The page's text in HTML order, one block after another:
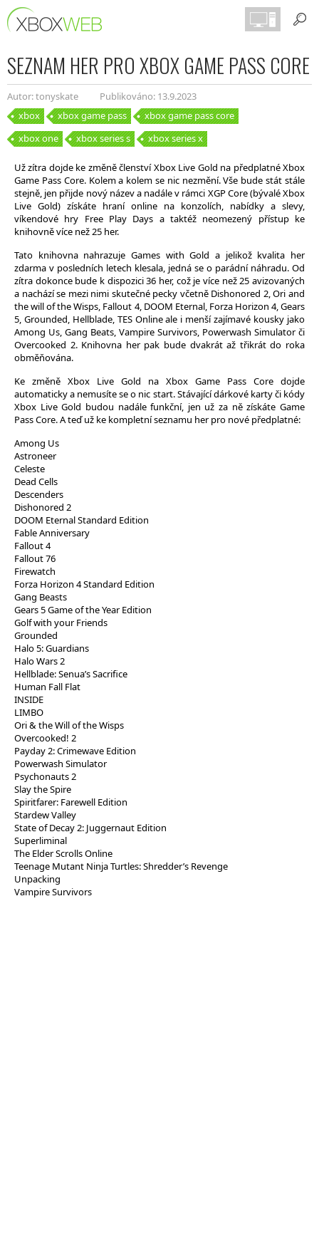
SEZNAM HER PRO XBOX GAME PASS CORE
Autor: tonyskate
Publikováno: 13.9.2023
xbox
xbox game pass
xbox game pass core
xbox one
xbox series s xbox series x
Už zítra dojde ke změně členství Xbox Live Gold na předplatné Xbox
Game Pass Core. Kolem a kolem se nic nezmění. Vše bude stát stále
stejně, jen přijde nový název a nadále v rámci XGP Core (bývalé Xbox
Live Gold) získáte hraní online na konzolích, nabídky a slevy,
víkendové hry Free Play Days a taktéž neomezený přístup ke
knihovně více než 25 her.
Tato knihovna nahrazuje Games with Gold a jelikož kvalita her
zdarma v posledních letech klesala, jedná se o parádní náhradu. Od
zítra dokonce bude k dispozici 36 her, což je více než 25 avizovaných
a nachází se mezi nimi skutečné pecky včetně Dishonored 2, Ori and
the will of the Wisps, Fallout 4, DOOM Eternal, Forza Horizon 4, Gears
5, Grounded, Hellblade, TES Online ale i menší zajímavé kousky jako
Among Us, Gang Beats, Vampire Survivors, Powerwash Simulator či
Overcooked 2. Knihovna her pak bude dvakrát až třikrát do roka
obměňována.
Ke změně Xbox Live Gold na Xbox Game Pass Core dojde
automaticky a nemusíte se o nic start. Stávající dárkové karty či kódy
Xbox Live Gold budou nadále funkční, jen už za ně získáte Game
Pass Core. A teď už ke kompletní seznamu her pro nové předplatné:
Among Us
Astroneer
Celeste
Dead Cells
Descenders
Dishonored 2
DOOM Eternal Standard Edition
Fable Anniversary
Fallout 4
Fallout 76
Firewatch
Forza Horizon 4 Standard Edition
Gang Beasts
Gears 5 Game of the Year Edition
Golf with your Friends
Grounded
Halo 5: Guardians
Halo Wars 2
Hellblade: Senua’s Sacrifice
Human Fall Flat
INSIDE
LIMBO
Ori & the Will of the Wisps
Overcooked! 2
Payday 2: Crimewave Edition
Powerwash Simulator
Psychonauts 2
Slay the Spire
Spiritfarer: Farewell Edition
Stardew Valley
State of Decay 2: Juggernaut Edition
Superliminal
The Elder Scrolls Online
Teenage Mutant Ninja Turtles: Shredder’s Revenge
Unpacking
Vampire Survivors